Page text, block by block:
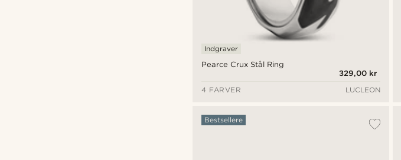
Pearce Crux Stål Ring
Indgraver
329,00 kr
4 FARVER
LUCLEON
Bestsellere